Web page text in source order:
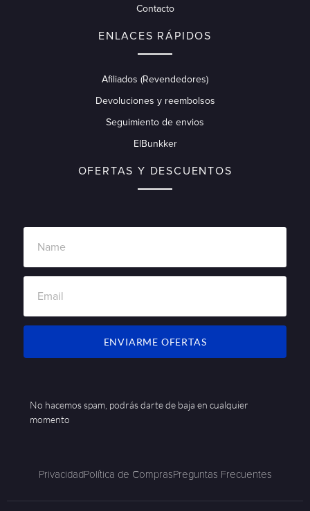
Contacto
ENLACES RÁPIDOS
Afiliados (Revendedores)
Devoluciones y reembolsos
Seguimiento de envios
ElBunkker
OFERTAS Y DESCUENTOS
ENVIARME OFERTAS
No hacemos spam, podrás darte de baja en cualquier
momento
PrivacidadPolítica de ComprasPreguntas Frecuentes